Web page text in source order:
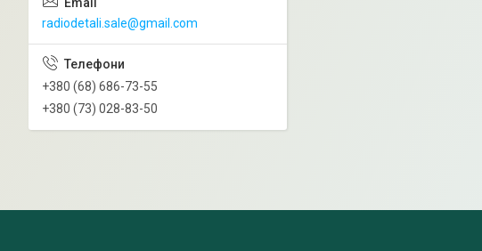
radiodetali.sale@gmail.com
+380 (68) 686-73-55
+380 (73) 028-83-50